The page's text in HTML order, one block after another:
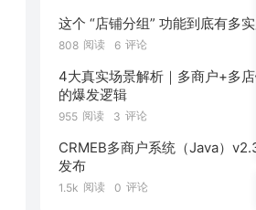
这个 “店铺分组” 功能到底有多
808 阅读 6 评论
4大真实场景解析｜多商户+多店
的爆发逻辑
955 阅读 3 评论
CRMEB多商户系统（Java）
发布
1.5k 阅读 0 评论